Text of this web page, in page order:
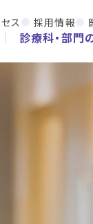
ス 採用情報
診療科・部門